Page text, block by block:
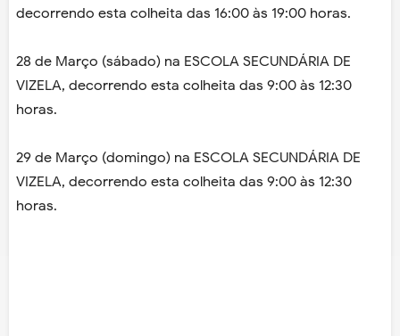
decorrendo esta colheita das 16:00 às 19:00 horas.
28 de Março (sábado) na ESCOLA SECUNDÁRIA DE
VIZELA, decorrendo esta colheita das 9:00 às 12:30
horas.
29 de Março (domingo) na ESCOLA SECUNDÁRIA DE
VIZELA, decorrendo esta colheita das 9:00 às 12:30
horas.